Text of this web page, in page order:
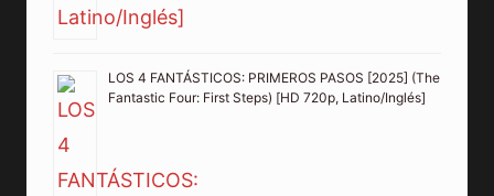
LOS 4 FANTÁSTICOS: PRIMEROS PASOS [2025] (The
Fantastic Four: First Steps) [HD 720p, Latino/Inglés]